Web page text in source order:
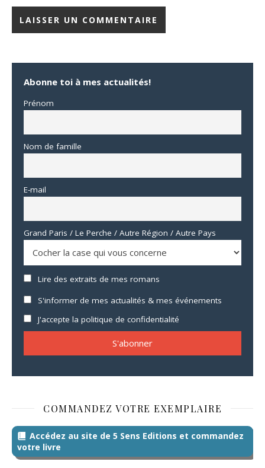
Abonne toi à mes actualités!
Prénom
Nom de famille
E-mail
Grand Paris / Le Perche / Autre Région / Autre Pays
Lire des extraits de mes romans
S'informer de mes actualités & mes événements
J'accepte la politique de confidentialité
COMMANDEZ VOTRE EXEMPLAIRE
Accédez au site de 5 Sens Editions et commandez
votre livre